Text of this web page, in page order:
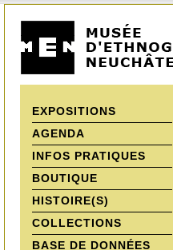
EXPOSITIONS
AGENDA
INFOS PRATIQUES
BOUTIQUE
HISTOIRE(S)
COLLECTIONS
BASE DE DONNÉES